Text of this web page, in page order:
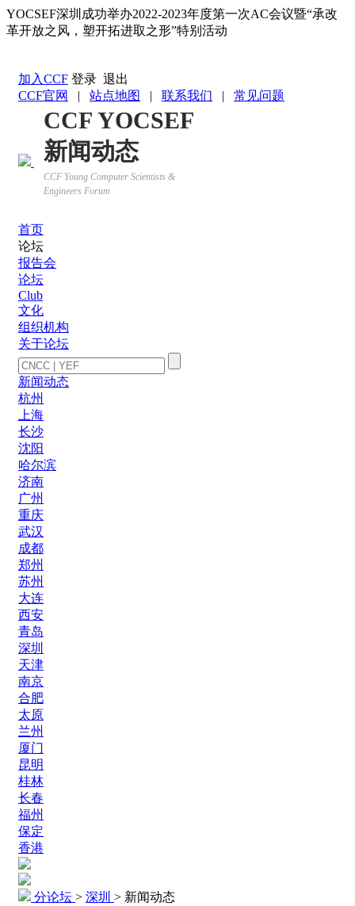
YOCSEF深圳成功举办2022-2023年度第一次AC会议暨“承改
革开放之风，塑开拓进取之形”特别活动
加入CCF 登录 退出
CCF官网
| 站点地图 | 联系我们 | 常见问题
CCF YOCSEF
新闻动态
CCF Young Computer Scientists &
Engineers Forum
首页
论坛
报告会
论坛
Club
文化
组织机构
关于论坛
新闻动态
杭州
上海
长沙
沈阳
哈尔滨
济南
广州
重庆
武汉
成都
郑州
苏州
大连
西安
青岛
深圳
天津
南京
合肥
太原
兰州
厦门
昆明
桂林
长春
福州
保定
香港
分论坛 > 深圳 > 新闻动态